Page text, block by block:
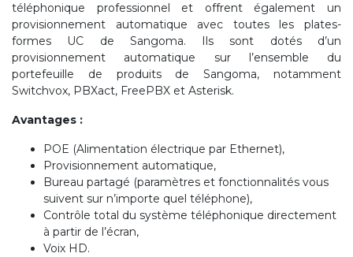
téléphonique professionnel et offrent également un
provisionnement automatique avec toutes les plates-
formes UC de Sangoma. Ils sont dotés d’un
provisionnement automatique sur l’ensemble du
portefeuille de produits de Sangoma, notamment
Switchvox, PBXact, FreePBX et Asterisk.
Avantages :
POE (Alimentation électrique par Ethernet),
Provisionnement automatique,
Bureau partagé (paramètres et fonctionnalités vous
suivent sur n’importe quel téléphone),
Contrôle total du système téléphonique directement
à partir de l’écran,
Voix HD.